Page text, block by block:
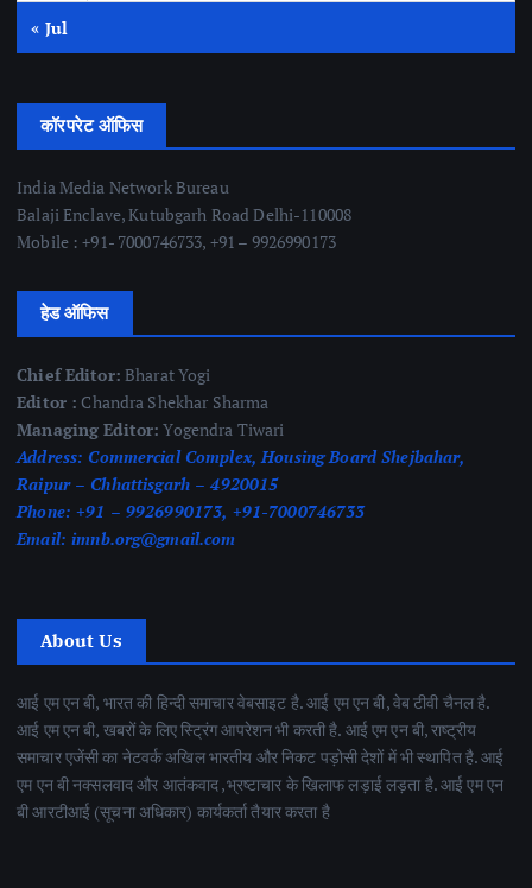
« Jul
कॉरपरेट ऑफिस
India Media Network Bureau
Balaji Enclave, Kutubgarh Road Delhi-110008
Mobile : +91- 7000746733, +91 – 9926990173
हेड ऑफिस
Chief Editor: Bharat Yogi
Editor : Chandra Shekhar Sharma
Managing Editor: Yogendra Tiwari
Address: Commercial Complex, Housing Board Shejbahar,
Raipur – Chhattisgarh – 4920015
Phone: +91 – 9926990173, +91-7000746733
Email: imnb.org@gmail.com
About Us
आई एम एन बी, भारत की हिन्दी समाचार वेबसाइट है. आई एम एन बी, वेब टीवी चैनल है.
आई एम एन बी, खबरों के लिए स्ट्रिंग आपरेशन भी करती है. आई एम एन बी, राष्ट्रीय
समाचार एजेंसी का नेटवर्क अखिल भारतीय और निकट पड़ोसी देशों में भी स्थापित है. आई
एम एन बी नक्सलवाद और आतंकवाद ,भ्रष्टाचार के खिलाफ लड़ाई लड़ता है. आई एम एन
बी आरटीआई (सूचना अधिकार) कार्यकर्ता तैयार करता है